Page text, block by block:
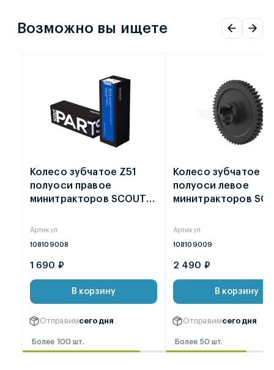
Возможно вы ищете
Колесо зубчатое Z51
полуоси правое
минитракторов SCOUT
ФАЙТЕР T-22
Артикул
108109008
1 690 ₽
В корзину
Отправимсегодня
Более 100 шт.
Колесо зубчатое
полуоси левое
минитракторов
ФАЙТЕР T-22
Артикул
108109009
2 490 ₽
В корзину
Отправимсегодня
Более 50 шт.